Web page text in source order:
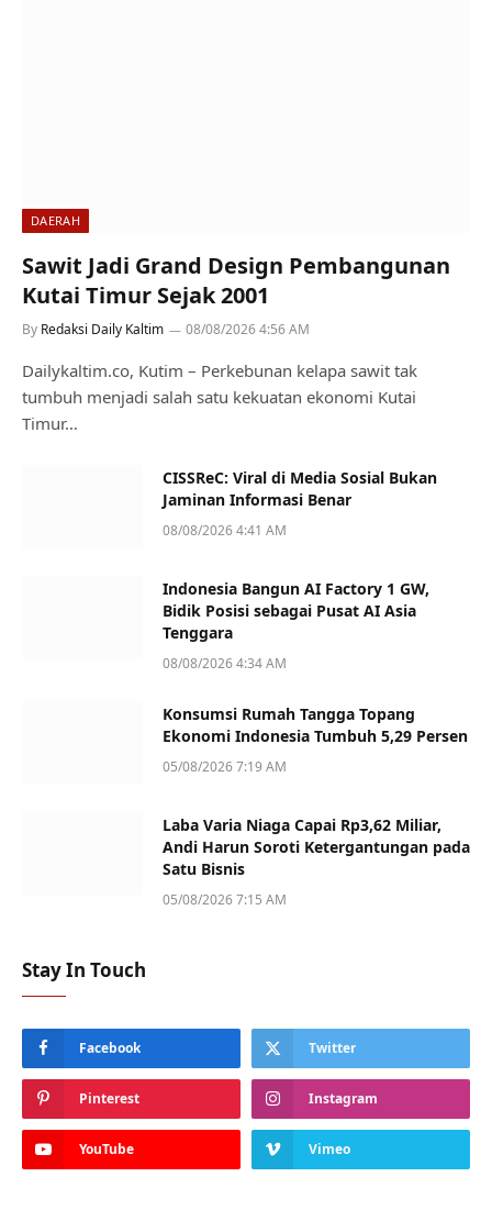
DAERAH
Sawit Jadi Grand Design Pembangunan
Kutai Timur Sejak 2001
By Redaksi Daily Kaltim 08/08/2026 4:56 AM
Dailykaltim.co, Kutim – Perkebunan kelapa sawit tak
tumbuh menjadi salah satu kekuatan ekonomi Kutai
Timur…
CISSReC: Viral di Media Sosial Bukan
Jaminan Informasi Benar
08/08/2026 4:41 AM
Indonesia Bangun AI Factory 1 GW,
Bidik Posisi sebagai Pusat AI Asia
Tenggara
08/08/2026 4:34 AM
Konsumsi Rumah Tangga Topang
Ekonomi Indonesia Tumbuh 5,29 Persen
05/08/2026 7:19 AM
Laba Varia Niaga Capai Rp3,62 Miliar,
Andi Harun Soroti Ketergantungan pada
Satu Bisnis
05/08/2026 7:15 AM
Stay In Touch
Facebook Twitter
Pinterest Instagram
YouTube Vimeo